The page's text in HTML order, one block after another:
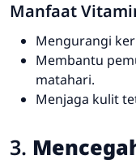
Manfaat
Mengurangi
Membantu
matahari.
Menjaga kulit
3.